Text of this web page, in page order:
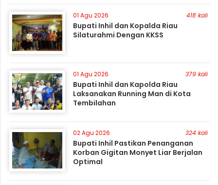
01 Agu 2026 418 kali
Bupati Inhil dan Kopalda Riau
Silaturahmi Dengan KKSS
01 Agu 2026 379 kali
Bupati Inhil dan Kapolda Riau
Laksanakan Running Man di Kota
Tembilahan
02 Agu 2026 324 kali
Bupati Inhil Pastikan Penanganan
Korban Gigitan Monyet Liar Berjalan
Optimal